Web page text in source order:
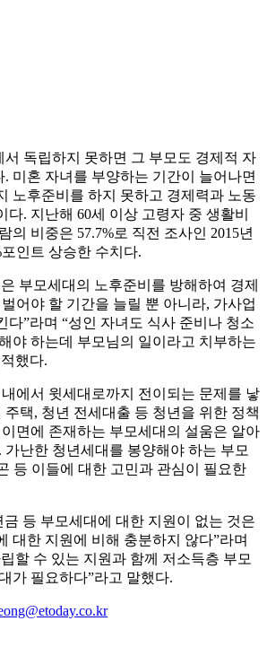
독립하지 못하면 그 부모도 경제적 자
미혼 자녀를 부양하는 기간이 늘어나면
노후준비를 하지 못하고 경제력과 노동
다. 지난해 60세 이상 고령자 중 생활비
의 비중은 57.7%로 직전 조사인 2015년
인트 상승한 수치다.
부모세대의 노후준비를 방해하여 경제
어야 할 기간을 늘릴 뿐 아니라, 가사업
다”라며 “성인 자녀도 식사 준비나 청소
야 하는데 부모님의 일이라고 치부하는
했다.
에서 윗세대로까지 전이되는 문제를 낳
주택, 청년 전세대출 등 청년을 위한 정책
면에 존재하는 부모세대의 설움은 알아
가난한 청년세대를 봉양해야 하는 부모
등 이들에 대한 고민과 관심이 필요한
금 등 부모세대에 대한 지원이 없는 것은
대한 지원에 비해 충분하지 않다”라며
할 수 있는 지원과 함께 저소득층 부모
가 필요하다”라고 말했다.